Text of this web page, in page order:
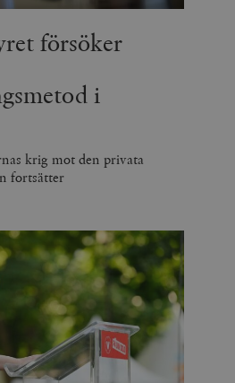
försöker
i
krig mot den privata
fortsätter